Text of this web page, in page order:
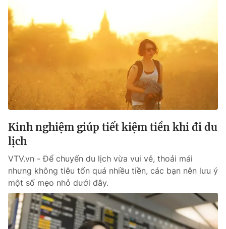
Kinh nghiệm giúp tiết kiệm tiền khi đi du
lịch
VTV.vn - Để chuyến du lịch vừa vui vẻ, thoải mái
nhưng không tiêu tốn quá nhiều tiền, các bạn nên lưu ý
một số mẹo nhỏ dưới đây.